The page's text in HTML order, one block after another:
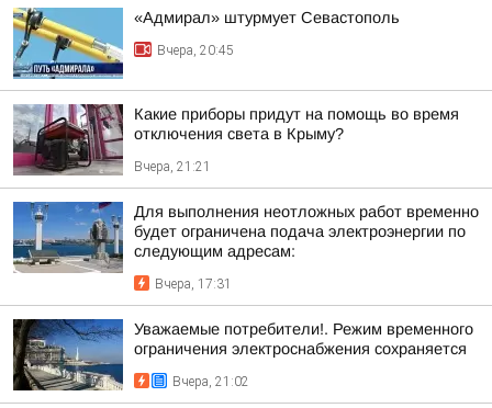
«Адмирал» штурмует Севастополь
Вчера, 20:45
Какие приборы придут на помощь во время
отключения света в Крыму?
Вчера, 21:21
Для выполнения неотложных работ временно
будет ограничена подача электроэнергии по
следующим адресам:
Вчера, 17:31
Уважаемые потребители!. Режим временного
ограничения электроснабжения сохраняется
Вчера, 21:02